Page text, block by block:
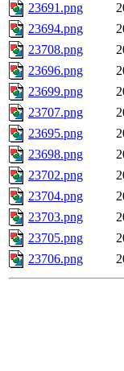
23691.png
23694.png
23708.png
23696.png
23699.png
23707.png
23695.png
23698.png
23702.png
23704.png
23703.png
23705.png
23706.png